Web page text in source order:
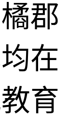
郡
在
育